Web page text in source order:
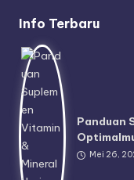
Info Terbaru
Panduan
Mei 26,